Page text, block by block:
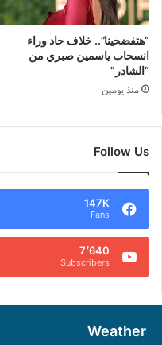
“هتفضحينا”.. خلاف حاد وراء
انسحاب ياسمين صبري من
“الشادر”
منذ يومين
Follow Us
147K
Fans
7٬640
Subscribers
Weather